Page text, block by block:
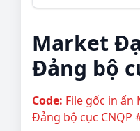
Market
Đảng bộ
Code: File gốc in
Đảng bộ cục CNQP